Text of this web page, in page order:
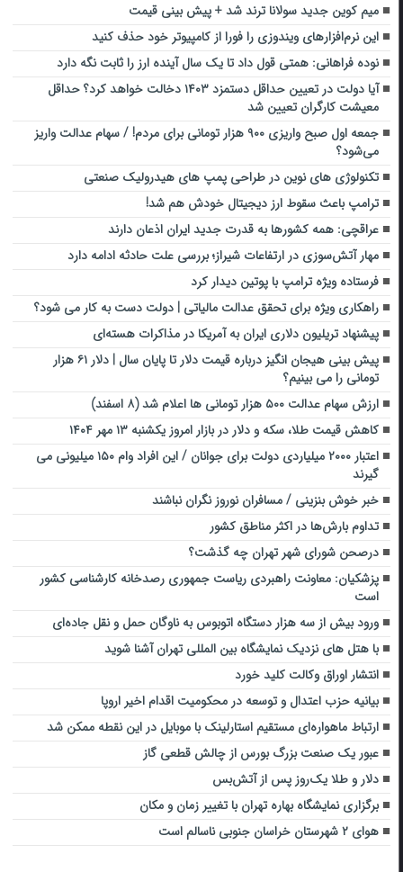
میم کوین جدید سولانا ترند شد + پیش بینی قیمت
این نرم‌افزارهای ویندوزی را فورا از کامپیوتر خود حذف کنید
نوده فراهانی: همتی قول داد تا یک سال آینده ارز را ثابت نگه دارد
آیا دولت در تعیین حداقل دستمزد ۱۴۰۳ دخالت خواهد کرد؟ حداقل
معیشت کارگران تعیین شد
جمعه اول صبح واریزی ۹۰۰ هزار تومانی برای مردم! / سهام عدالت واریز
می‌شود؟
تکنولوژی ‌های نوین در طراحی پمپ ‌های هیدرولیک صنعتی
ترامپ باعث سقوط ارز دیجیتال خودش هم شد!
عراقچی: همه کشورها به قدرت جدید ایران اذعان دارند
مهار آتش‌سوزی در ارتفاعات شیراز؛ بررسی علت حادثه ادامه دارد
فرستاده ویژه ترامپ با پوتین دیدار کرد
راهکاری ویژه برای تحقق عدالت مالیاتی | دولت دست به کار می شود؟
پیشنهاد تریلیون دلاری ایران به آمریکا در مذاکرات هسته‌ای
پیش بینی هیجان انگیز درباره قیمت دلار تا پایان سال | دلار ۶۱ هزار
تومانی را می بینیم؟
ارزش سهام عدالت ۵۰۰ هزار تومانی ها اعلام شد (۸ اسفند)
کاهش قیمت طلا، سکه و دلار در بازار امروز یکشنبه ۱۳ مهر ۱۴۰۴
اعتبار ۲۰۰۰ میلیاردی دولت برای جوانان / این افراد وام ۱۵۰ میلیونی می
گیرند
خبر خوش بنزینی / مسافران نوروز نگران نباشند
تداوم بارش‌ها در اکثر مناطق کشور
درصحن شورای شهر تهران چه گذشت؟
پزشکیان: معاونت راهبردی ریاست جمهوری رصدخانه کارشناسی کشور
است
ورود بیش از سه هزار دستگاه اتوبوس به ناوگان حمل و نقل جاده‌ای
با هتل های نزدیک نمایشگاه بین المللی تهران آشنا شوید
انتشار اوراق وکالت کلید خورد
بیانیه حزب اعتدال و توسعه در محکومیت اقدام اخیر اروپا
ارتباط ماهواره‌ای مستقیم استارلینک با موبایل در این نقطه ممکن شد
عبور یک صنعت بزرگ بورس از چالش قطعی گاز
دلار و طلا یک‌روز پس از آتش‌بس
برگزاری نمایشگاه بهاره تهران با تغییر زمان و مکان
هوای ۲ شهرستان خراسان جنوبی ناسالم است